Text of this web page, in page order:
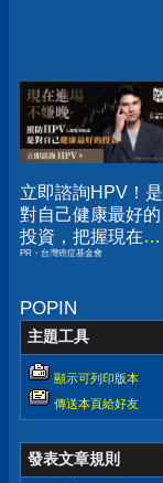
立即諮詢HPV！是
對自己健康最好的
投資，把握現在不
嫌晚！
PR・台灣癌症基金會
POPIN
主題工具
顯示可列印版本
傳送本頁給好友
發表文章規則